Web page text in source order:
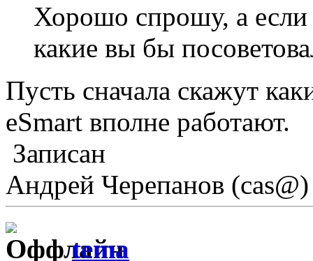
Хорошо спрошу, а если
какие вы бы
Пусть сначала скажут
eSmart вполне работают.
Записан
Андрей Черепанов (cas@)
tema